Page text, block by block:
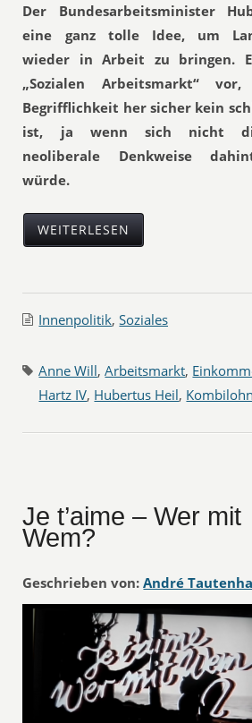
Der Bundesarbeitsminister
eine ganz tolle Idee, um
wieder in Arbeit zu bringen.
„Sozialen Arbeitsmarkt“
Begrifflichkeit her sicher kein
ist, ja wenn sich nicht
neoliberale Denkweise
würde.
WEITERLESEN
Innenpolitik,Soziales
Anne Will,Arbeitsmarkt,
Hartz IV, Hubertus Heil, Kombilohn
Je t’aime – Wer mit
Wem?
Geschrieben von: André